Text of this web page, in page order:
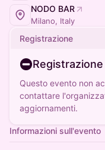
NODO BAR
Milano, Italy
Registrazione
Questo evento non
contattare
aggiornamenti.
Informazioni sull'evento